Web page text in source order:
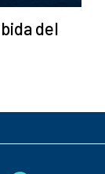
del